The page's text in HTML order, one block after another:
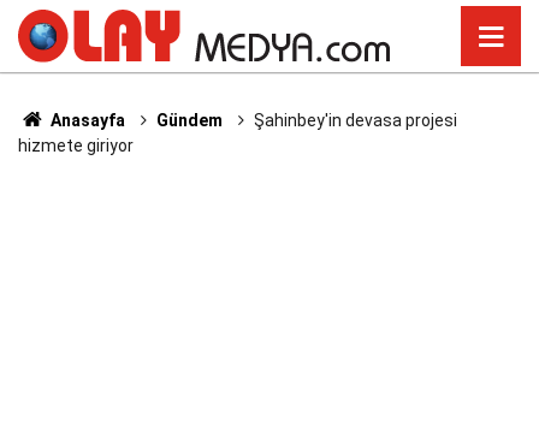
Anasayfa Gündem
Şahinbey'in devasa projesi
hizmete giriyor